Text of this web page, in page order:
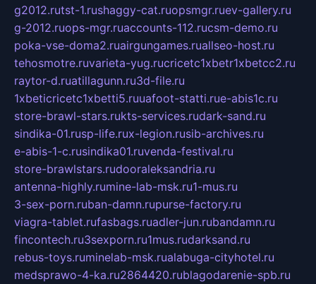
g2012.rutst-1.rushaggy-cat.ruopsmgr.ruev-gallery.ru
g-2012.ruops-mgr.ruaccounts-112.rucsm-demo.ru
poka-vse-doma2.ruairgungames.ruallseo-host.ru
tehosmotre.ruvarieta-yug.rucricetc1xbetr1xbetcc2.ru
raytor-d.ruatillagunn.ru3d-file.ru
1xbeticricetc1xbetti5.ruuafoot-statti.rue-abis1c.ru
store-brawl-stars.rukts-services.rudark-sand.ru
sindika-01.rusp-life.rux-legion.rusib-archives.ru
e-abis-1-c.rusindika01.ruvenda-festival.ru
store-brawlstars.rudooraleksandria.ru
antenna-highly.rumine-lab-msk.ru1-mus.ru
3-sex-porn.ruban-damn.rupurse-factory.ru
viagra-tablet.rufasbags.ruadler-jun.rubandamn.ru
fincontech.ru3sexporn.ru1mus.rudarksand.ru
rebus-toys.ruminelab-msk.rualabuga-cityhotel.ru
medsprawo-4-ka.ru2864420.rublagodarenie-spb.ru